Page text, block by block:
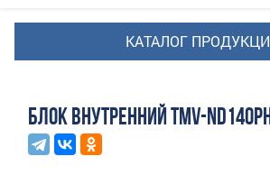
БЛОК ВНУТРЕННИЙ TMV-